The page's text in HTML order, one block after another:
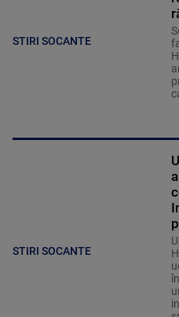
STIRI SOCANTE
STIRI SOCANTE